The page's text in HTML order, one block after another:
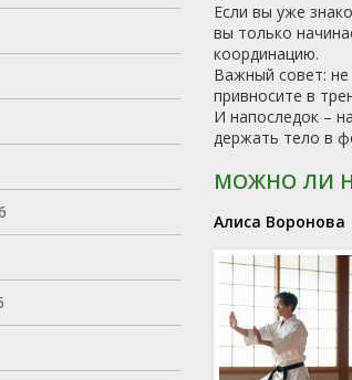
Если вы уже
вы только
координацию.
Важный совет:
привносите в
И напоследок –
держать тело в
МОЖНО ЛИ
Алиса Воронова